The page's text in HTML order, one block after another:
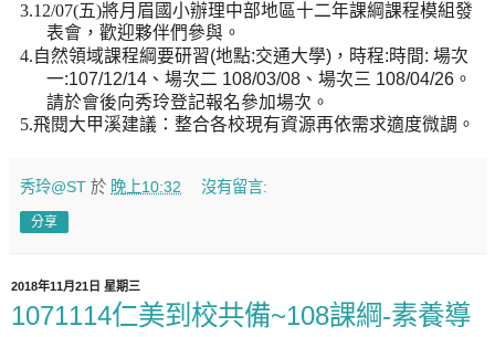
3.12/07(五)將月眉國小辦理中部地區十二年課綱課程模組發
表會，歡迎夥伴們參與。
4.自然領域課程綱要研習(地點:交通大學) ，時程:時間: 場次
一:107/12/14 、場次二 108/03/08 、場次三 108/04/26 。
請於會後向秀玲登記報名參加場次。
5.飛閱大甲溪建議：整合各校現有資源再依需求適度微調。
秀玲@ST 於 晚上10:32 沒有留言:
分享
2018年11月21日 星期三
1071114仁美到校共備~108課綱-素養導